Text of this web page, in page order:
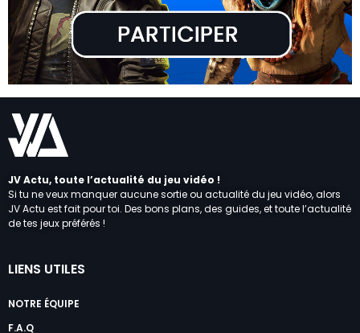
JV Actu, toute l’actualité du jeu vidéo !
Si tu ne veux manquer aucune sortie ou actualité du jeu vidéo, alors
JV Actu est fait pour toi. Des bons plans, des guides, et toute l’actualité
de tes jeux préférés !
LIENS UTILES
NOTRE ÉQUIPE
F.A.Q